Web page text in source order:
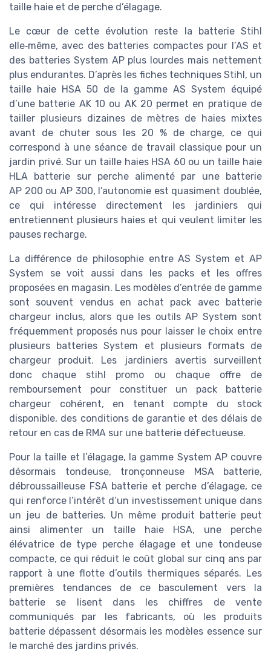
taille haie et de perche d’élagage.
Le cœur de cette évolution reste la batterie Stihl
elle‑même, avec des batteries compactes pour l’AS et
des batteries System AP plus lourdes mais nettement
plus endurantes. D’après les fiches techniques Stihl, un
taille haie HSA 50 de la gamme AS System équipé
d’une batterie AK 10 ou AK 20 permet en pratique de
tailler plusieurs dizaines de mètres de haies mixtes
avant de chuter sous les 20 % de charge, ce qui
correspond à une séance de travail classique pour un
jardin privé. Sur un taille haies HSA 60 ou un taille haie
HLA batterie sur perche alimenté par une batterie
AP 200 ou AP 300, l’autonomie est quasiment doublée,
ce qui intéresse directement les jardiniers qui
entretiennent plusieurs haies et qui veulent limiter les
pauses recharge.
La différence de philosophie entre AS System et AP
System se voit aussi dans les packs et les offres
proposées en magasin. Les modèles d’entrée de gamme
sont souvent vendus en achat pack avec batterie
chargeur inclus, alors que les outils AP System sont
fréquemment proposés nus pour laisser le choix entre
plusieurs batteries System et plusieurs formats de
chargeur produit. Les jardiniers avertis surveillent
donc chaque stihl promo ou chaque offre de
remboursement pour constituer un pack batterie
chargeur cohérent, en tenant compte du stock
disponible, des conditions de garantie et des délais de
retour en cas de RMA sur une batterie défectueuse.
Pour la taille et l’élagage, la gamme System AP couvre
désormais tondeuse, tronçonneuse MSA batterie,
débroussailleuse FSA batterie et perche d’élagage, ce
qui renforce l’intérêt d’un investissement unique dans
un jeu de batteries. Un même produit batterie peut
ainsi alimenter un taille haie HSA, une perche
élévatrice de type perche élagage et une tondeuse
compacte, ce qui réduit le coût global sur cinq ans par
rapport à une flotte d’outils thermiques séparés. Les
premières tendances de ce basculement vers la
batterie se lisent dans les chiffres de vente
communiqués par les fabricants, où les produits
batterie dépassent désormais les modèles essence sur
le marché des jardins privés.